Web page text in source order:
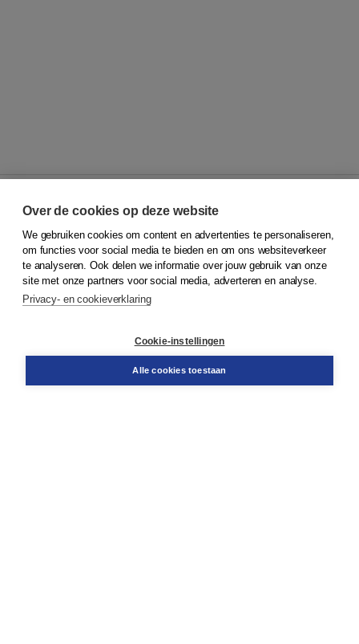
© 2026Koninklijke Boom uitgevers
Klantenservice
Service & informatie
Contact
Over de cookies op deze website
We gebruiken cookies om content en advertenties te personaliseren,
om functies voor social media te bieden en om ons websiteverkeer
te analyseren. Ook delen we informatie over jouw gebruik van onze
site met onze partners voor social media, adverteren en analyse.
Privacy- en cookieverklaring
Cookie-instellingen
Alle cookies toestaan